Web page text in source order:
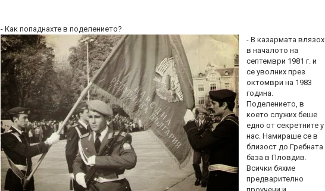
- Как попаднахте в поделението?
- В казармата влязох
в началото на
септември 1981 г. и
се уволних през
октомври на 1983
година.
Поделението, в
което служих беше
едно от секретните у
нас. Намираше се в
близост до Гребната
база в Пловдив.
Всички бяхме
предварително